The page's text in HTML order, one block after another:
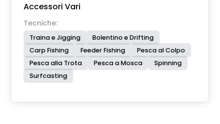
effettuare lavori come la preparazione di finali,
calamenti etc. etc.
Accessori Vari
Tecniche:
Traina e Jigging
Bolentino e Drifting
Carp Fishing
Feeder Fishing
Pesca al Colpo
Pesca alla Trota
Pesca a Mosca
Spinning
Surfcasting